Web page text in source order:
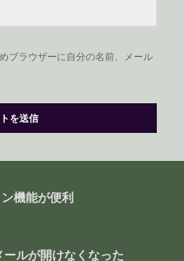
ブラウザーに自分の名前、メール
機能が便利
ルが開けなくなった